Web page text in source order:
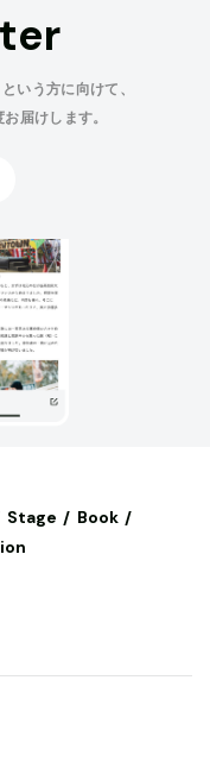
いう方に向けて、
届けします。
Stage
Book